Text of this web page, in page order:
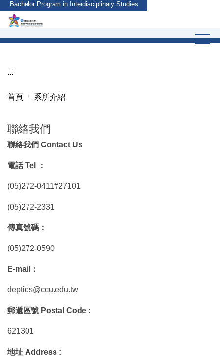
跳
到
要
Bachelor Program in Interdisciplinary Studies
:::
首頁 系所介紹
聯絡我們
聯絡我們 Contact Us
電話 Tel ：
(05)272-0411#27101
(05)272-2331
傳真號碼：
(05)272-0590
E-mail：
deptids@ccu.edu.tw
郵遞區號 Postal Code :
621301
地址 Address :